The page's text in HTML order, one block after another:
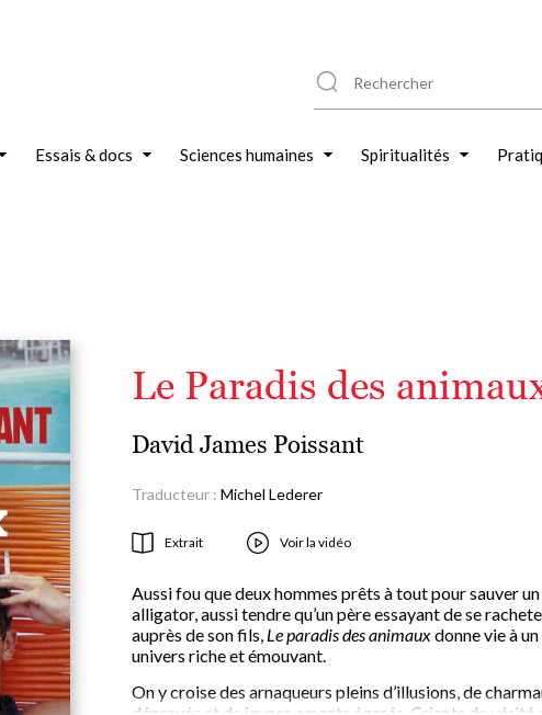
Essais & docs Sciences humaines Spiritualités
Le Paradis des
David James Poissant
Traducteur : Michel Lederer
Extrait Voir la vidéo
Aussi fou que deux hommes prêts à tout pour sauver un
alligator, aussi tendre qu’un père essayant de se
auprès de son fils, Le paradis des animauxdonne vie à un
univers riche et émouvant.
On y croise des arnaqueurs pleins d’illusions, de